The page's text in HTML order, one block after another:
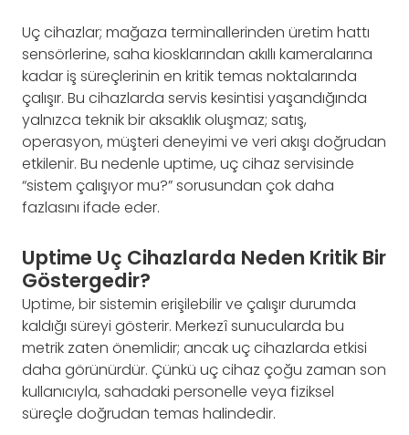
Uç cihazlar; mağaza terminallerinden üretim hattı
sensörlerine, saha kiosklarından akıllı kameralarına
kadar iş süreçlerinin en kritik temas noktalarında
çalışır. Bu cihazlarda servis kesintisi yaşandığında
yalnızca teknik bir aksaklık oluşmaz; satış,
operasyon, müşteri deneyimi ve veri akışı doğrudan
etkilenir. Bu nedenle uptime, uç cihaz servisinde
“sistem çalışıyor mu?” sorusundan çok daha
fazlasını ifade eder.
Uptime Uç Cihazlarda Neden Kritik Bir
Göstergedir?
Uptime, bir sistemin erişilebilir ve çalışır durumda
kaldığı süreyi gösterir. Merkezî sunucularda bu
metrik zaten önemlidir; ancak uç cihazlarda etkisi
daha görünürdür. Çünkü uç cihaz çoğu zaman son
kullanıcıyla, sahadaki personelle veya fiziksel
süreçle doğrudan temas halindedir.